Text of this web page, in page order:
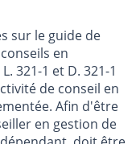
sur le guide de
en
321-1 et D. 321-1
de conseil en
Afin d'être